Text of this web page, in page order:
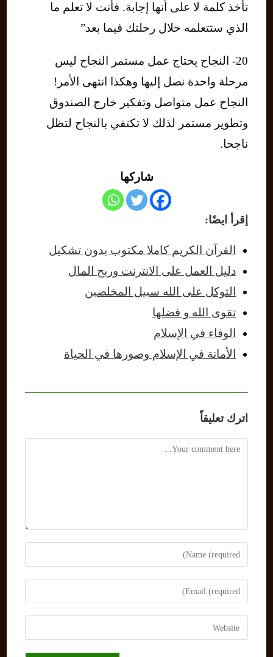
تأخذ كلمة لا على أنها إجابة. فأنت لا تعلم ما
الذي ستتعلمه خلال رحلتك فيما بعد”
20- النجاح يحتاج عمل مستمر النجاح ليس
مرحلة واحدة نصل إليها وهكذا انتهى الأمر!
النجاح عمل متواصل وتفكير خارج الصندوق
وتطوير مستمر لذلك لا تكتفي بالنجاح لتظل
ناجحا.
شاركها
إقرأ ايضًا:
القرآن الكريم كاملا مكتوب بدون تشكيل
دليل العمل على الانترنت وربح المال
التوكل على الله سبيل المخلصين
تقوى الله و فضلها
الوفاء في الإسلام
الأمانة في الإسلام وصورها في الحياة
اترك تعليقاً
Comment
Enter
your
name
comment
Enter
your
email
address
Enter
your